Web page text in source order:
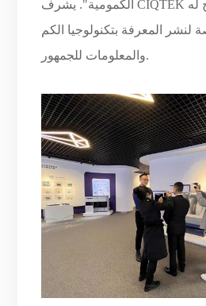
الكمومية". يشرف CIQTEK ويسعده جدًا أن تتاح له
لنشر المعرفة بتكنولوجيا الكم
والمعلومات للجمهور.